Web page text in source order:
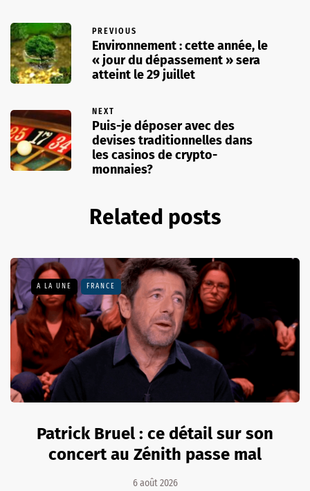
PREVIOUS
Environnement : cette année, le
« jour du dépassement » sera
atteint le 29 juillet
NEXT
Puis-je déposer avec des
devises traditionnelles dans
les casinos de crypto-
monnaies?
Related posts
A LA UNE FRANCE
Patrick Bruel : ce détail sur son
concert au Zénith passe mal
6 août 2026